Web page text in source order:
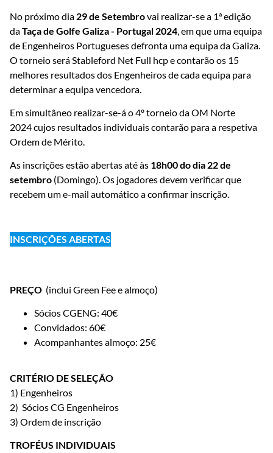
No próximo dia 29 de Setembrovai realizar-se a 1ª edição
daTaça de Golfe Galiza - Portugal 2024 , em que uma equipa
de Engenheiros Portugueses defronta uma equipa da Galiza.
O torneio será Stableford Net Full hcp e contarão os 15
melhores resultados dos Engenheiros de cada equipa para
determinar a equipa vencedora.
Em simultâneo realizar-se-á o 4º torneio da OM Norte
2024 cujos resultados individuais contarão para a respetiva
Ordem de Mérito.
As inscrições estão abertas até às 18h00 do dia 22 de
setembro (Domingo). Os jogadores devem verificar que
recebem um e-mail automático a confirmar inscrição.
INSCRIÇÕES ABERTAS
PREÇO (inclui Green Fee e almoço)
Sócios CGENG: 40€
Convidados: 60€
Acompanhantes almoço: 25€
CRITÉRIO DE SELEÇÃO
1) Engenheiros
2) Sócios CG Engenheiros
3) Ordem de inscrição
TROFÉUS INDIVIDUAIS